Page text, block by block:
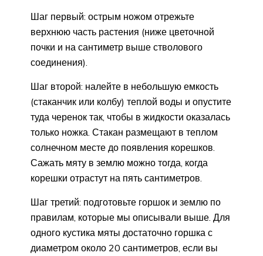
Шаг первый: острым ножом отрежьте
верхнюю часть растения (ниже цветочной
почки и на сантиметр выше стволового
соединения).
Шаг второй: налейте в небольшую емкость
(стаканчик или колбу) теплой воды и опустите
туда черенок так, чтобы в жидкости оказалась
только ножка. Стакан размещают в теплом
солнечном месте до появления корешков.
Сажать мяту в землю можно тогда, когда
корешки отрастут на пять сантиметров.
Шаг третий: подготовьте горшок и землю по
правилам, которые мы описывали выше. Для
одного кустика мяты достаточно горшка с
диаметром около 20 сантиметров, если вы